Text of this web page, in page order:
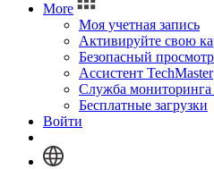
More
Моя учетная запись
Активируйте свою
Безопасный просмотр
Ассистент TechMaster
Служба
Бесплатные загрузки
Войти